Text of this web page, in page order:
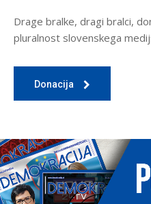
Drage bralke, dragi bralci,
pluralnost slovenskega
Donacija